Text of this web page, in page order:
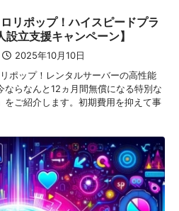
リポップ！ハイスピードプラ
立支援キャンペーン】
2025年10月10日
ポップ！レンタルサーバーの高性能
ならなんと12ヵ月間無償になる特別な
をご紹介します。初期費用を抑えて事